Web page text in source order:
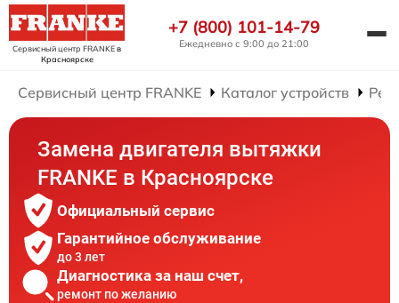
Сервисный центр FRANKEв
Красноярске
+7 (800) 101-14-79
Ежедневно с 9:00 до 21:00
Сервисный центр FRANKE Каталог устройств
Замена двигателя вытяжки
FRANKE в Красноярске
Официальный сервис
Гарантийное обслуживание
до 3 лет
Диагностика за наш счет,
ремонт по желанию